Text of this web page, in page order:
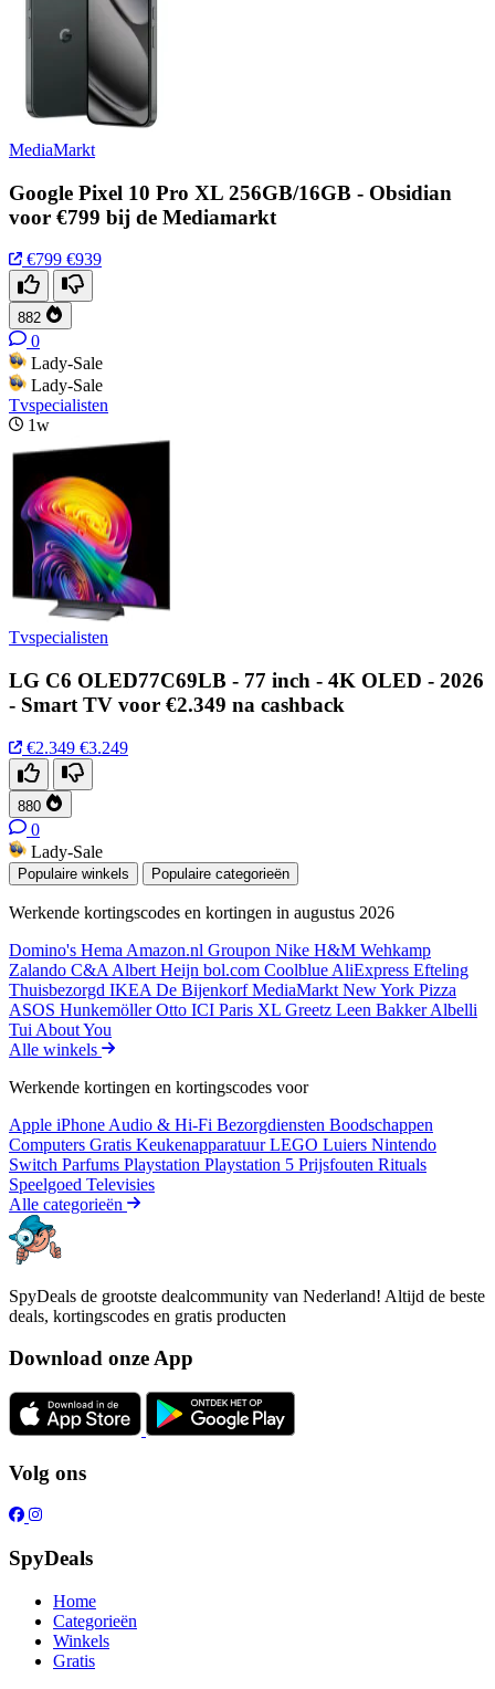
MediaMarkt
Google Pixel 10 Pro XL 256GB/16GB - Obsidian
voor €799 bij de Mediamarkt
€799 €939
882
0
Lady-Sale
Lady-Sale
Tvspecialisten
1w
Tvspecialisten
LG C6 OLED77C69LB - 77 inch - 4K OLED - 2026
- Smart TV voor €2.349 na cashback
€2.349 €3.249
880
0
Lady-Sale
Populaire winkels Populaire categorieën
Werkende kortingscodes en kortingen in augustus 2026
Domino's Hema Amazon.nl Groupon Nike H&M Wehkamp
Zalando C&A Albert Heijn bol.com Coolblue AliExpress Efteling
Thuisbezorgd IKEA De BijenkorfMediaMarkt New York Pizza
ASOS HunkemöllerOtto ICI Paris XL Greetz Leen BakkerAlbelli
Tui About You
Alle winkels
Werkende kortingen en kortingscodes voor
Apple iPhone Audio & Hi-Fi Bezorgdiensten Boodschappen
Computers Gratis KeukenapparatuurLEGO Luiers Nintendo
Switch Parfums Playstation Playstation 5 Prijsfouten Rituals
Speelgoed Televisies
Alle categorieën
SpyDeals de grootste dealcommunity van Nederland! Altijd de beste
deals, kortingscodes en gratis producten
Download onze App
Volg ons
SpyDeals
Home
Categorieën
Winkels
Gratis